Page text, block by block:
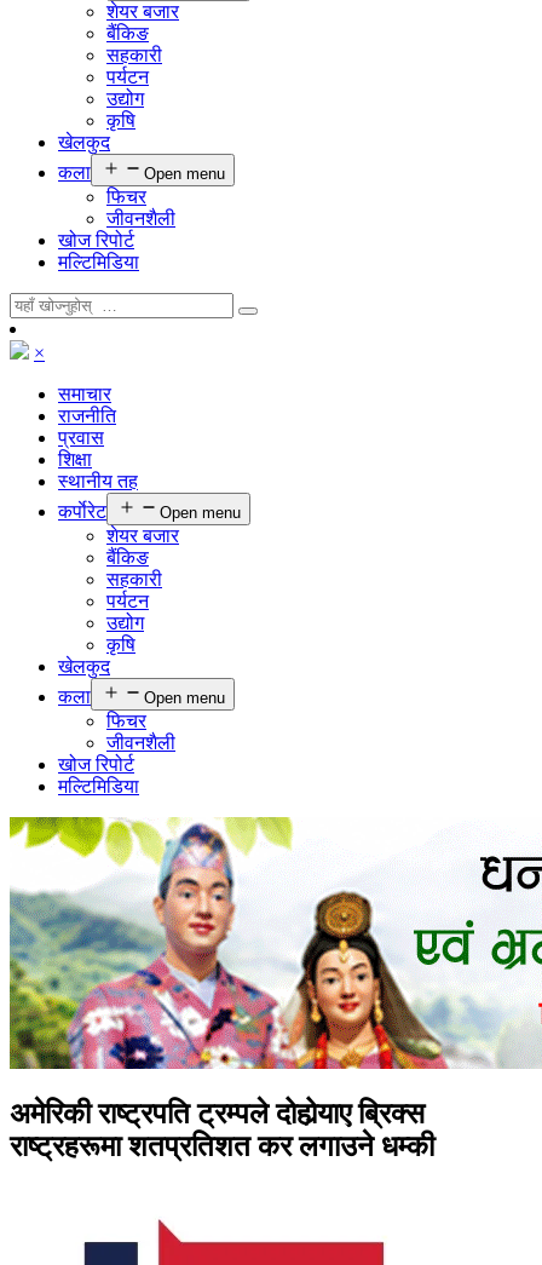
शेयर बजार
बैंकिङ
सहकारी
पर्यटन
उद्योग
कृषि
खेलकुद
कला
Open menu
फिचर
जीवनशैली
खोज रिपोर्ट
मल्टिमिडिया
×
समाचार
राजनीति
प्रवास
शिक्षा
स्थानीय तह
कर्पाेरेट
Open menu
शेयर बजार
बैंकिङ
सहकारी
पर्यटन
उद्योग
कृषि
खेलकुद
कला
Open menu
फिचर
जीवनशैली
खोज रिपोर्ट
मल्टिमिडिया
अमेरिकी राष्ट्रपति ट्रम्पले दोहोर्‍याए ब्रिक्स
राष्ट्रहरूमा शतप्रतिशत कर लगाउने धम्की